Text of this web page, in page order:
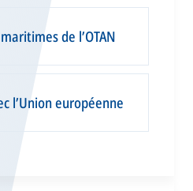
de l’OTAN
l’Union européenne